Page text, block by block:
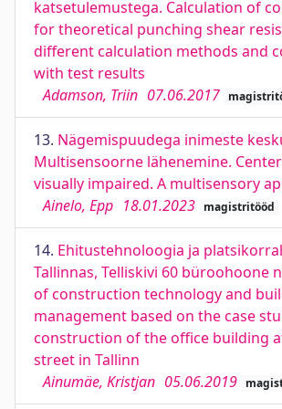
katsetulemustega. Calculation of
for theoretical punching shear
different calculation methods and
with test results
Adamson, Triin 07.06.2017
13. Nägemispuudega inimeste
Multisensoorne lähenemine.
visually impaired. A multisensory
Ainelo, Epp 18.01.2023 magistritööd
14. Ehitustehnoloogia ja
Tallinnas, Telliskivi 60 büroohoone
of construction technology and
management based on the case
construction of the office building
street in Tallinn
Ainumäe, Kristjan 05.06.2019